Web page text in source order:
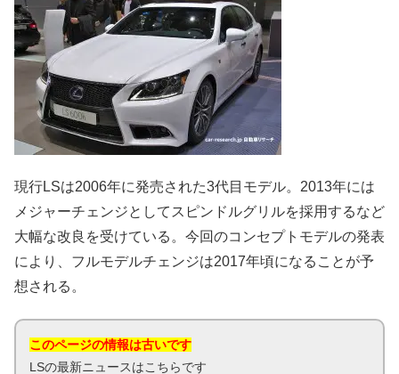
現行LSは2006年に発売された3代目モデル。2013年には
メジャーチェンジとしてスピンドルグリルを採用するなど
大幅な改良を受けている。今回のコンセプトモデルの発表
により、フルモデルチェンジは2017年頃になることが予
想される。
このページの情報は古いです
LSの最新ニュースはこちらです